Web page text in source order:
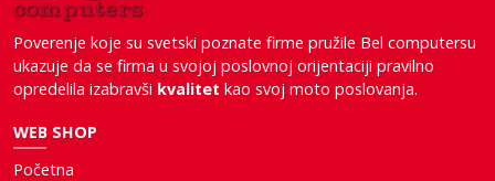
Poverenje koje su svetski poznate firme pružile Bel computersu
ukazuje da se firma u svojoj poslovnoj orijentaciji pravilno
opredelila izabravši kvalitet kao svoj moto poslovanja.
WEB SHOP
Početna